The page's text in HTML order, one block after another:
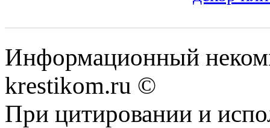
Информационный
krestikom.ru ©
При цитировании и